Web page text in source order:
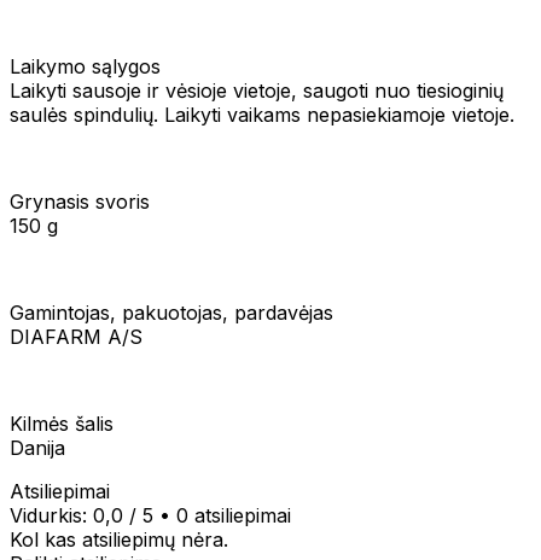
Laikymo sąlygos
Laikyti sausoje ir vėsioje vietoje, saugoti nuo tiesioginių
saulės spindulių. Laikyti vaikams nepasiekiamoje vietoje.
Grynasis svoris
150 g
Gamintojas, pakuotojas, pardavėjas
DIAFARM A/S
Kilmės šalis
Danija
Atsiliepimai
Vidurkis: 0,0 / 5 • 0 atsiliepimai
Kol kas atsiliepimų nėra.